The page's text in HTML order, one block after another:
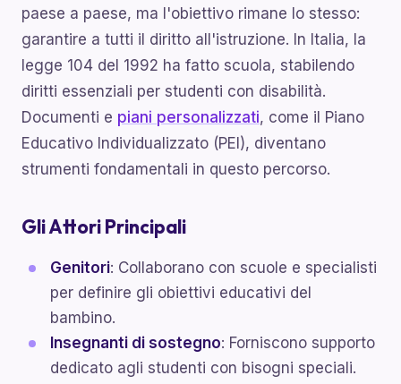
paese a paese, ma l'obiettivo rimane lo stesso:
garantire a tutti il diritto all'istruzione. In Italia, la
legge 104 del 1992 ha fatto scuola, stabilendo
diritti essenziali per studenti con disabilità.
Documenti e piani personalizzati, come il Piano
Educativo Individualizzato (PEI), diventano
strumenti fondamentali in questo percorso.
Gli Attori Principali
Genitori: Collaborano con scuole e specialisti
per definire gli obiettivi educativi del
bambino.
Insegnanti di sostegno: Forniscono supporto
dedicato agli studenti con bisogni speciali.